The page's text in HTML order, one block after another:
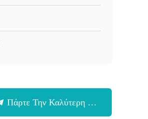
Πάρτε Την Καλύτερη Τιμή